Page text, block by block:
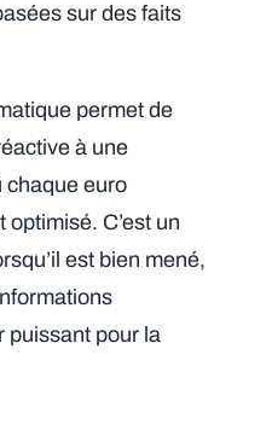
sur des faits
permet de
à une
chaque euro
C’est un
est bien mené,
puissant pour la